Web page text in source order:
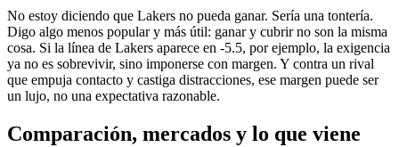
No estoy diciendo que Lakers no pueda ganar. Sería una tontería.
Digo algo menos popular y más útil: ganar y cubrir no son la misma
cosa. Si la línea de Lakers aparece en -5.5, por ejemplo, la exigencia
ya no es sobrevivir, sino imponerse con margen. Y contra un rival
que empuja contacto y castiga distracciones, ese margen puede ser
un lujo, no una expectativa razonable.
Comparación, mercados y lo que viene